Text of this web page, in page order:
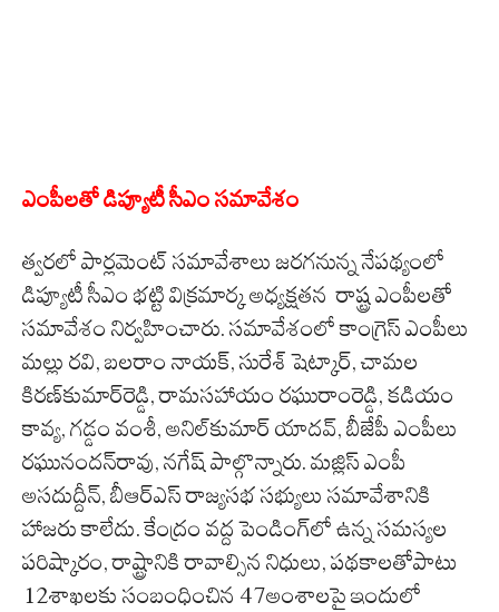
ఎంపీలతో డిప్యూటీ సీఎం సమావేశం
త్వరలో పార్లమెంట్‌ సమావేశాలు జరగనున్న నేపథ్యంలో
డిప్యూటీ సీఎం భట్టి విక్రమార్క అధ్యక్షతన రాష్ట్ర ఎంపీలతో
సమావేశం నిర్వహించారు. సమావేశంలో కాంగ్రెస్‌ ఎంపీలు
మల్లు రవి, బలరాం నాయక్‌, సురేశ్‌ షెట్కార్‌, చామల
కిరణ్‌కుమార్‌రెడ్డి, రామసహాయం రఘురాంరెడ్డి, కడియం
కావ్య, గడ్డం వంశీ, అనిల్‌కుమార్‌ యాదవ్‌, బీజేపీ ఎంపీలు
రఘునందన్‌రావు, నగేష్‌ పాల్గొన్నారు. మజ్లిస్‌ ఎంపీ
అసదుద్దీన్‌, బీఆర్‌ఎస్‌ రాజ్యసభ సభ్యులు సమావేశానికి
హాజరు కాలేదు. కేంద్రం వద్ద పెండింగ్‌లో ఉన్న సమస్యల
పరిష్కారం, రాష్ట్రానికి రావాల్సిన నిధులు, పథకాలతోపాటు
12శాఖలకు సంబంధించిన 47అంశాలపై ఇందులో